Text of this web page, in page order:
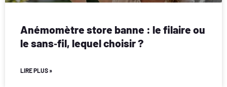
Anémomètre store banne : le filaire ou
le sans‑fil, lequel choisir ?
LIRE PLUS »